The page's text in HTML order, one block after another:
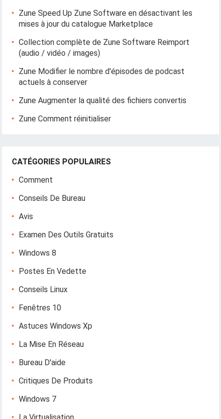
Zune Speed ​​Up Zune Software en désactivant les
mises à jour du catalogue Marketplace
Collection complète de Zune Software Reimport
(audio / vidéo / images)
Zune Modifier le nombre d'épisodes de podcast
actuels à conserver
Zune Augmenter la qualité des fichiers convertis
Zune Comment réinitialiser
CATÉGORIES POPULAIRES
Comment
Conseils De Bureau
Avis
Examen Des Outils Gratuits
Windows 8
Postes En Vedette
Conseils Linux
Fenêtres 10
Astuces Windows Xp
La Mise En Réseau
Bureau D'aide
Critiques De Produits
Windows 7